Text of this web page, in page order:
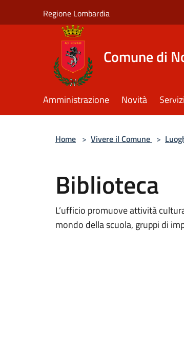
Regione Lombardia
Comune di
Amministrazione Novità Servizi
Home > Vivere il Comune >
Biblioteca
L’ufficio promuove attività
mondo della scuola, gruppi di